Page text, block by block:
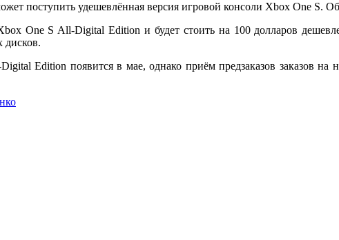
поступить удешевлённая версия игровой консоли Xbox One S.
One S All-Digital Edition и будет стоить на 100 долларов
дисков.
Edition появится в мае, однако приём предзаказов заказов на